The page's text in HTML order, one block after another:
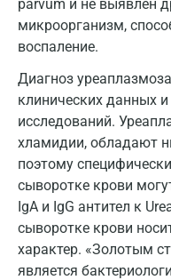
parvum и не выявлен
микроорганизм,
воспаление.
Диагноз
клинических данных
исследований.
хламидии, обладают
поэтому
сыворотке крови
IgA и IgG антител к
сыворотке крови
характер. «Золотым
является
Нижневартовск
Нижнекамск
Новокузнецк
Новороссийск
Новосибирск
Ногинск
Обнинск